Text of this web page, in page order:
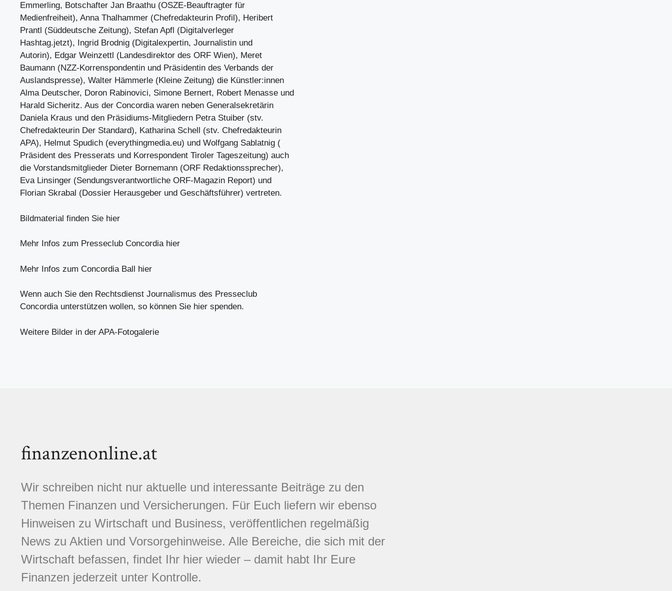
Emmerling, Botschafter Jan Braathu (OSZE-Beauftragter für
Medienfreiheit), Anna Thalhammer (Chefredakteurin Profil), Heribert
Prantl (Süddeutsche Zeitung), Stefan Apfl (Digitalverleger
Hashtag.jetzt), Ingrid Brodnig (Digitalexpertin, Journalistin und
Autorin), Edgar Weinzettl (Landesdirektor des ORF Wien), Meret
Baumann (NZZ-Korrenspondentin und Präsidentin des Verbands der
Auslandspresse), Walter Hämmerle (Kleine Zeitung) die Künstler:innen
Alma Deutscher, Doron Rabinovici, Simone Bernert, Robert Menasse und
Harald Sicheritz. Aus der Concordia waren neben Generalsekretärin
Daniela Kraus und den Präsidiums-Mitgliedern Petra Stuiber (stv.
Chefredakteurin Der Standard), Katharina Schell (stv. Chefredakteurin
APA), Helmut Spudich (everythingmedia.eu) und Wolfgang Sablatnig (
Präsident des Presserats und Korrespondent Tiroler Tageszeitung) auch
die Vorstandsmitglieder Dieter Bornemann (ORF Redaktionssprecher),
Eva Linsinger (Sendungsverantwortliche ORF-Magazin Report) und
Florian Skrabal (Dossier Herausgeber und Geschäftsführer) vertreten.
Bildmaterial finden Sie hier
Mehr Infos zum Presseclub Concordia hier
Mehr Infos zum Concordia Ball hier
Wenn auch Sie den Rechtsdienst Journalismus des Presseclub
Concordia unterstützen wollen, so können Sie hier spenden.
Weitere Bilder in der APA-Fotogalerie
finanzenonline.at
Wir schreiben nicht nur aktuelle und interessante Beiträge zu den
Themen Finanzen und Versicherungen. Für Euch liefern wir ebenso
Hinweisen zu Wirtschaft und Business, veröffentlichen regelmäßig
News zu Aktien und Vorsorgehinweise. Alle Bereiche, die sich mit der
Wirtschaft befassen, findet Ihr hier wieder – damit habt Ihr Eure
Finanzen jederzeit unter Kontrolle.